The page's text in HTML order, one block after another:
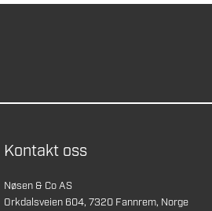
Kontakt oss
Nøsen & Co AS
Orkdalsveien 604, 7320 Fannrem, Norge